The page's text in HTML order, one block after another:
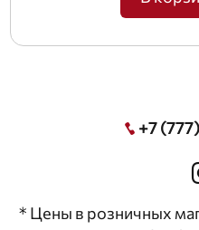
+7
* Цены в розничных